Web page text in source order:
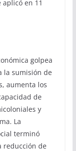
en 11
golpea
la sumisión de
aumenta los
de
y
La
terminó
reducción de